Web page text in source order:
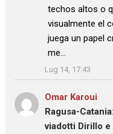
techos altos o
visualmente el
juega un papel
me…
”
Lug 14, 17:43
Omar Karoui
Ragusa-
viadotti Dirillo e